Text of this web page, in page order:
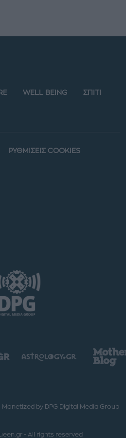
WELL BEING ΣΠΙΤΙ
ΡΥΘΜΙΣΕΙΣ COOKIES
Monetized by DPG Digital Media Group
- All rights reserved